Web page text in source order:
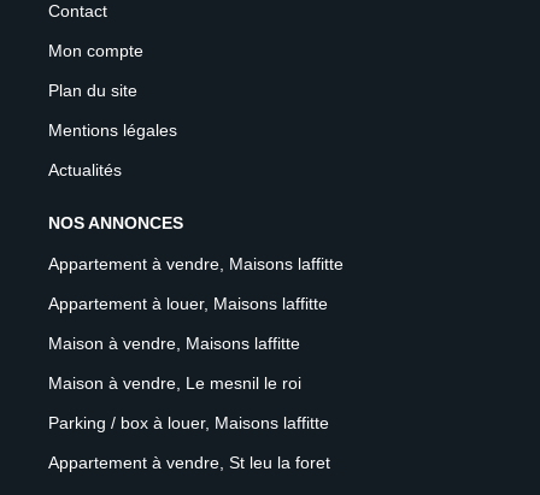
Contact
Mon compte
Plan du site
Mentions légales
Actualités
NOS ANNONCES
Appartement à vendre, Maisons laffitte
Appartement à louer, Maisons laffitte
Maison à vendre, Maisons laffitte
Maison à vendre, Le mesnil le roi
Parking / box à louer, Maisons laffitte
Appartement à vendre, St leu la foret